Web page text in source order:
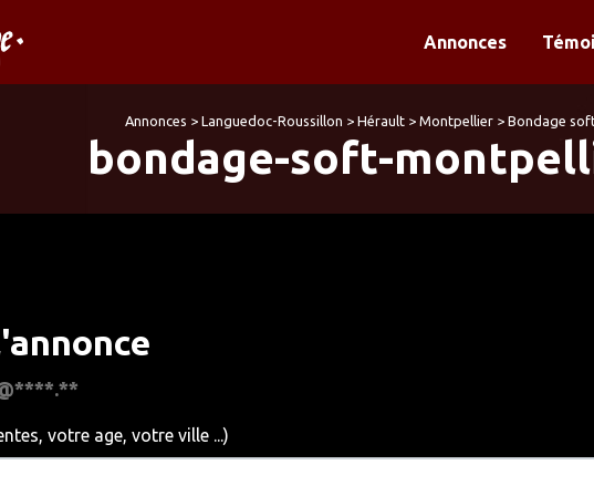
Annonces
Annonces > Languedoc-Roussillon > Hérault > Montpellier > Bondage
bondage-soft-
votre age, votre ville ...)